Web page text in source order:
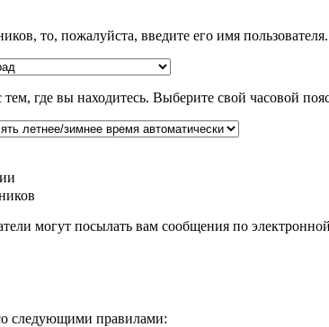
то, пожалуйста, введите его имя пользователя.
где вы находитесь. Выберите свой часовой
могут посылать вам сообщения по
следующими правилами: